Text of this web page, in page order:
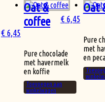
Oat &
coffee
€ 6,45
Pure chocolade
met havermelk
en koffie
Toevoegen aan
winkelwagen
Oat
€6,45
Pure
met
en